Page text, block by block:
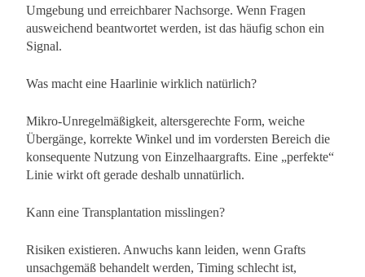
Umgebung und erreichbarer Nachsorge. Wenn Fragen
ausweichend beantwortet werden, ist das häufig schon ein
Signal.
Was macht eine Haarlinie wirklich natürlich?
Mikro-Unregelmäßigkeit, altersgerechte Form, weiche
Übergänge, korrekte Winkel und im vordersten Bereich die
konsequente Nutzung von Einzelhaargrafts. Eine „perfekte“
Linie wirkt oft gerade deshalb unnatürlich.
Kann eine Transplantation misslingen?
Risiken existieren. Anwuchs kann leiden, wenn Grafts
unsachgemäß behandelt werden, Timing schlecht ist,